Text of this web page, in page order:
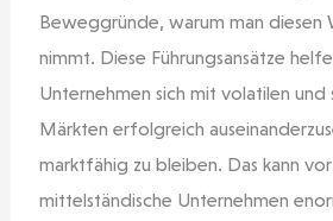
Beweggründe, warum man diesen
nimmt. Diese Führungsansätze
Unternehmen sich mit volatilen und
Märkten erfolgreich
marktfähig zu bleiben. Das kann
mittelständische Unternehmen